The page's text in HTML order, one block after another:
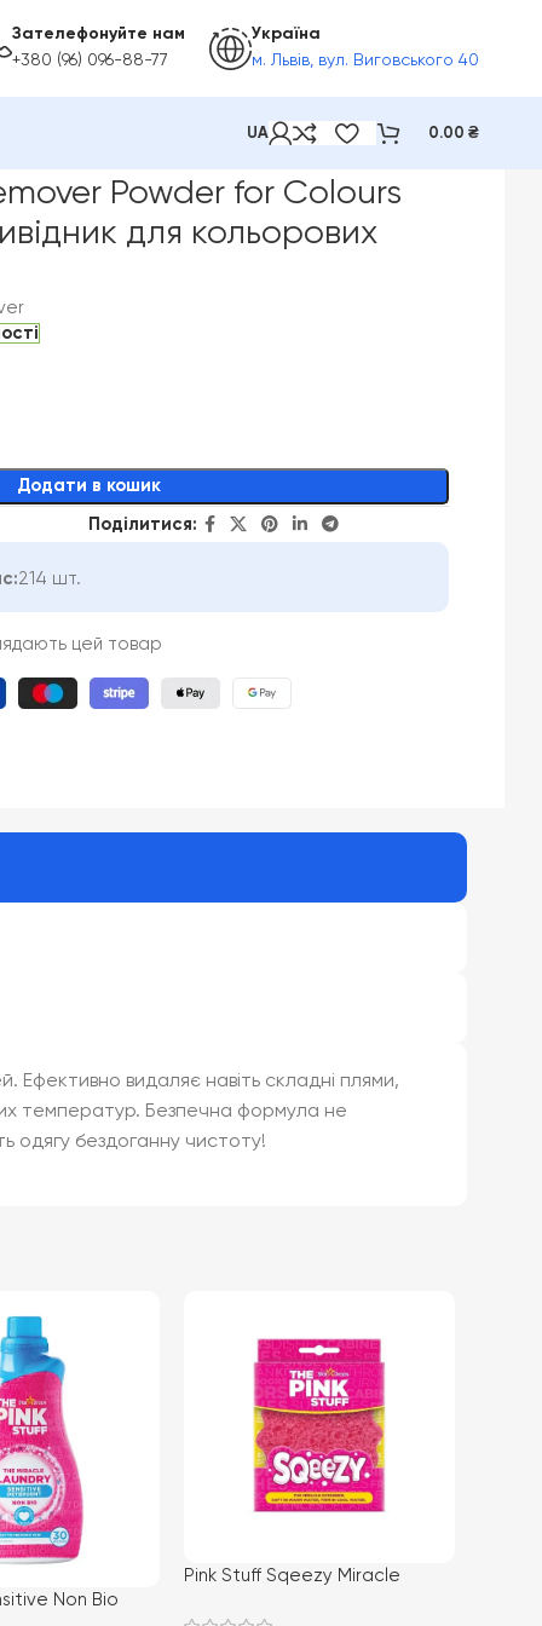
Зателефонуйте нам
+380 (96) 096-88-77
Україна
м. Львів, вул. Виговського 40
UA 0.00 ₴
Powder for Colours
для кольорових
Додати в кошик
Поділитися:
214 шт.
цей товар
Ефективно видаляє навіть складні плями,
температур. Безпечна формула не
одягу бездоганну чистоту!
Non Bio
Pink Stuff Sqeezy Miracle